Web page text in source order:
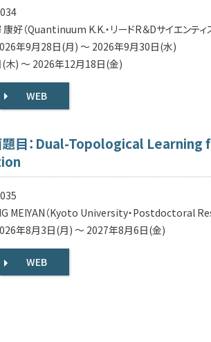
康好（Quantinuum K.K.・リードR＆Dサイエンティ
年9月28日(月) ～ 2026年9月30日(水)
木) ～ 2026年12月18日(金)
WEB
題目：Dual-Topological
MEIYAN（Kyoto University・Postdoctoral
年8月3日(月) ～ 2027年8月6日(金)
WEB